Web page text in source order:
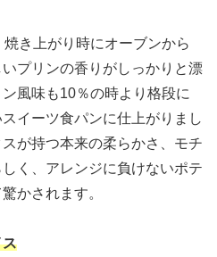
き上がり時にオーブンから
プリンの香りがしっかりと漂
風味も10％の時より格段に
イーツ食パンに仕上がりまし
が持つ本来の柔らかさ、モチ
く、アレンジに負けないポテ
かされます。
ス